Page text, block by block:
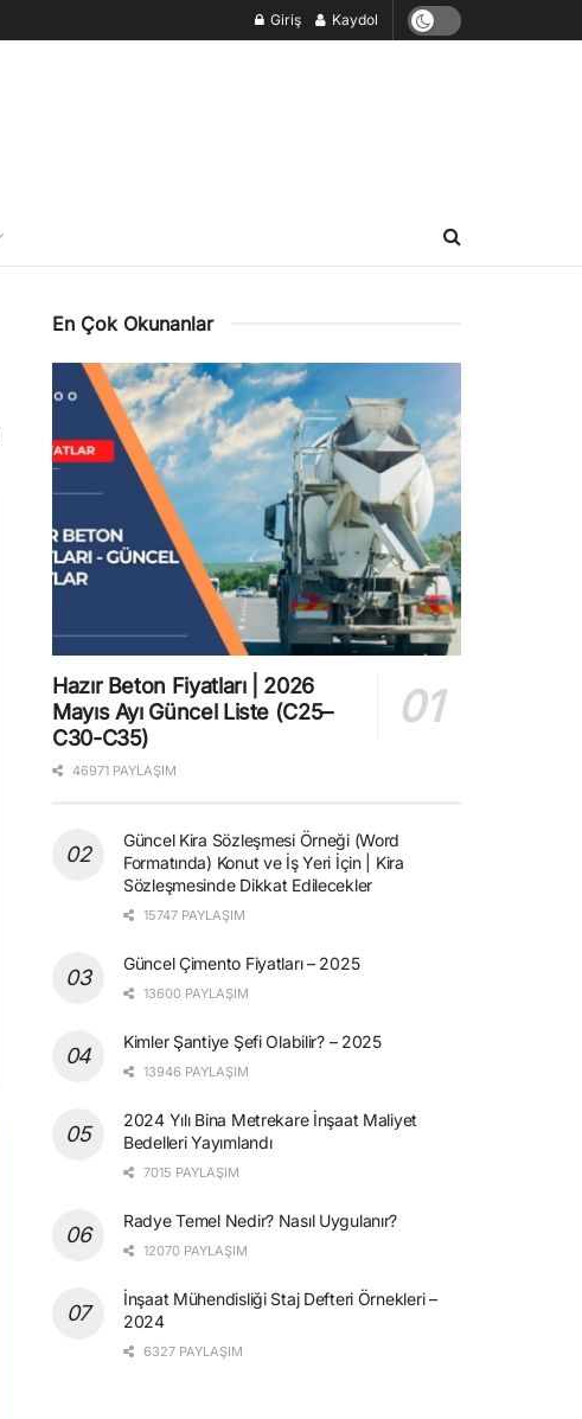
Giriş Kaydol
En Çok Okunanlar
Hazır Beton Fiyatları | 2026
Mayıs Ayı Güncel Liste (C25–
C30-C35)
46971 PAYLAŞIM
Güncel Kira Sözleşmesi Örneği (Word
Formatında) Konut ve İş Yeri İçin | Kira
Sözleşmesinde Dikkat Edilecekler
15747 PAYLAŞIM
Güncel Çimento Fiyatları – 2025
13600 PAYLAŞIM
Kimler Şantiye Şefi Olabilir? – 2025
13946 PAYLAŞIM
2024 Yılı Bina Metrekare İnşaat Maliyet
Bedelleri Yayımlandı
7015 PAYLAŞIM
Radye Temel Nedir? Nasıl Uygulanır?
12070 PAYLAŞIM
İnşaat Mühendisliği Staj Defteri Örnekleri –
2024
6327 PAYLAŞIM